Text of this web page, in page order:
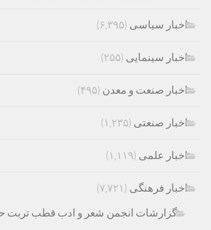
اخبار سیاسی (۶,۳۹۵)
اخبار سینمایی (۲۵۵)
اخبار صنعت و معدن (۴۹۵)
اخبار صنعتی (۱,۲۳۵)
اخبار علمی (۱,۱۱۹)
اخبار فرهنگی (۷,۷۲۱)
گزارشات انجمن شعر و ادب قطب تربت